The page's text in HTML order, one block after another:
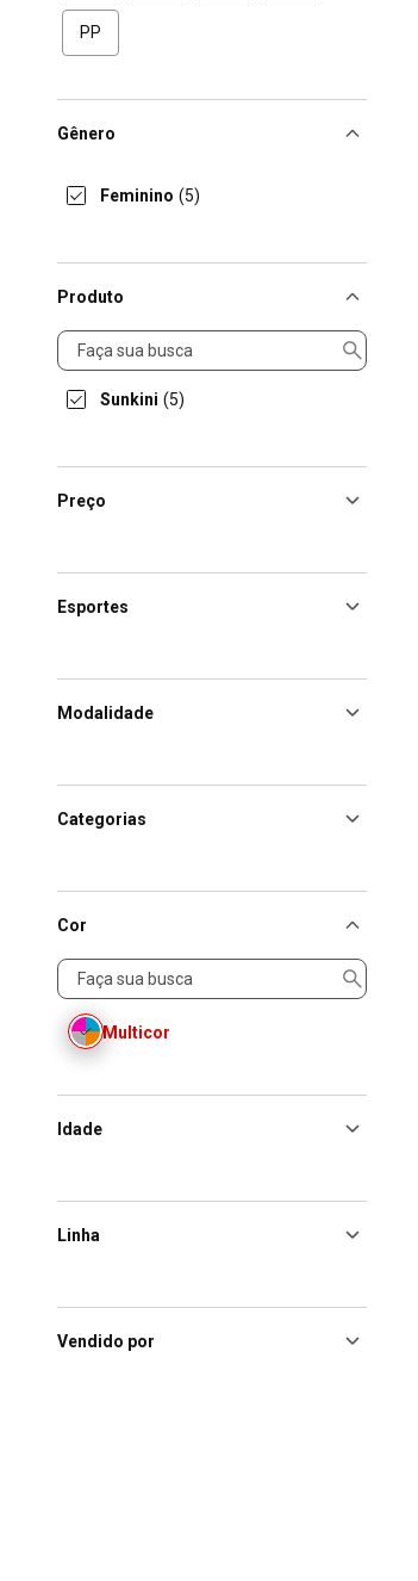
PP
Gênero
Feminino (5)
Produto
Produto
Sunkini (5)
Preço
Esportes
Modalidade
Categorias
Cor
Cor
Multicor
Idade
Linha
Vendido por